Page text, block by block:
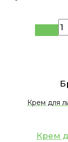
Крем для
Крем